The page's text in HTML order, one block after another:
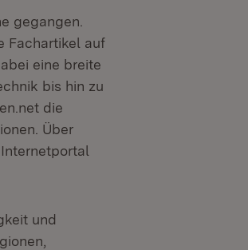
gegangen.
Fachartikel auf
eine breite
bis hin zu
die
Über
und